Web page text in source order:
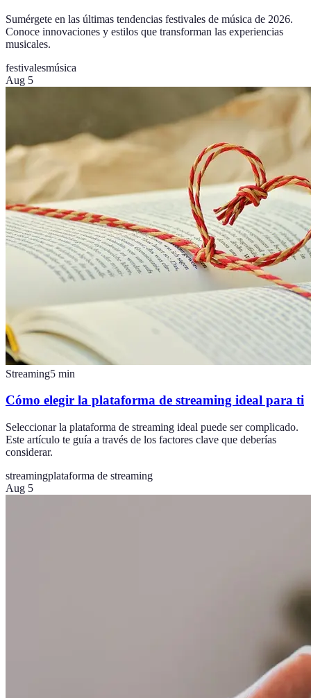
Sumérgete en las últimas tendencias festivales de música de 2026.
Conoce innovaciones y estilos que transforman las experiencias
musicales.
festivalesmúsica
Aug 5
Streaming5 min
Cómo elegir la plataforma de streaming ideal para ti
Seleccionar la plataforma de streaming ideal puede ser complicado.
Este artículo te guía a través de los factores clave que deberías
considerar.
streamingplataforma de streaming
Aug 5